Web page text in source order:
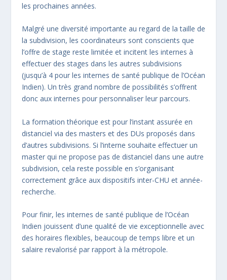
les prochaines années.
Malgré une diversité importante au regard de la taille de
la subdivision, les coordinateurs sont conscients que
l’offre de stage reste limitée et incitent les internes à
effectuer des stages dans les autres subdivisions
(jusqu’à 4 pour les internes de santé publique de l’Océan
Indien). Un très grand nombre de possibilités s’offrent
donc aux internes pour personnaliser leur parcours.
La formation théorique est pour l’instant assurée en
distanciel via des masters et des DUs proposés dans
d’autres subdivisions. Si l’interne souhaite effectuer un
master qui ne propose pas de distanciel dans une autre
subdivision, cela reste possible en s’organisant
correctement grâce aux dispositifs inter-CHU et année-
recherche.
Pour finir, les internes de santé publique de l’Océan
Indien jouissent d’une qualité de vie exceptionnelle avec
des horaires flexibles, beaucoup de temps libre et un
salaire revalorisé par rapport à la métropole.